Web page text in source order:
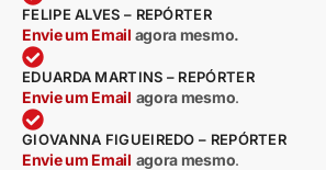
FELIPE ALVES – REPÓRTER
Envie um Email agora mesmo.
EDUARDA MARTINS – REPÓRTER
Envie um Email agora mesmo.
GIOVANNA FIGUEIREDO – REPÓRTER
Envie um Email agora mesmo.